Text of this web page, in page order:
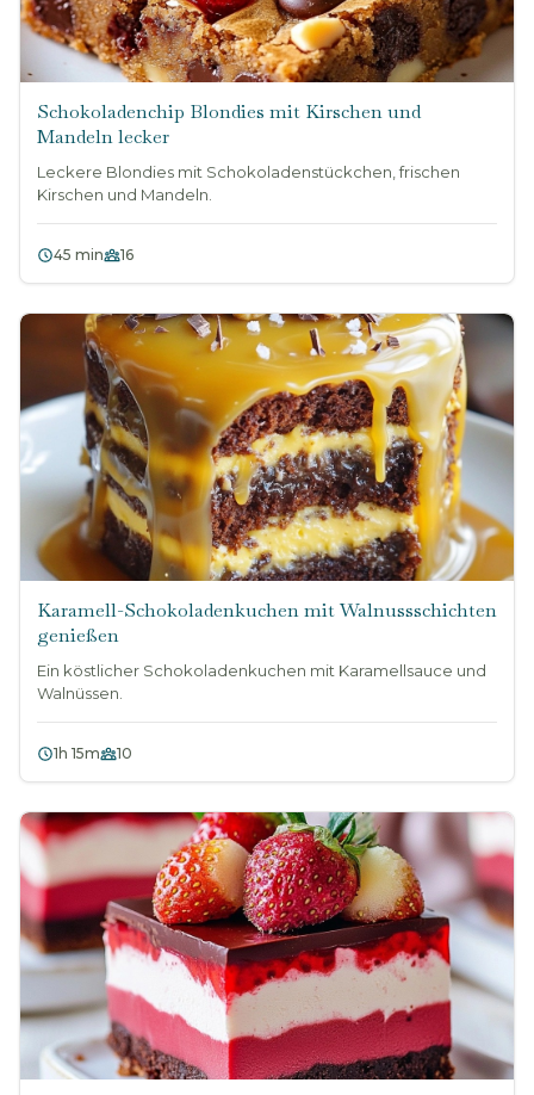
Schokoladenchip Blondies mit Kirschen und
Mandeln lecker
Leckere Blondies mit Schokoladenstückchen, frischen
Kirschen und Mandeln.
45 min 16
Karamell-Schokoladenkuchen mit Walnussschichten
genießen
Ein köstlicher Schokoladenkuchen mit Karamellsauce und
Walnüssen.
1h 15m 10